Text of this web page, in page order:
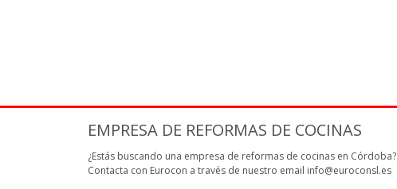
EMPRESA DE REFORMAS DE COCINAS
¿Estás buscando una empresa de reformas de cocinas en Córdoba?
Contacta con Eurocon a través de nuestro email info@euroconsl.es